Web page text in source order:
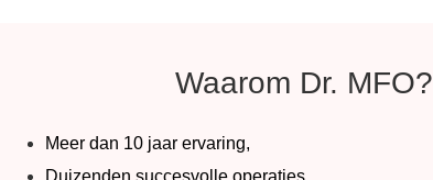
Waarom Dr. MFO?
Meer dan 10 jaar ervaring,
Duizenden succesvolle operaties,